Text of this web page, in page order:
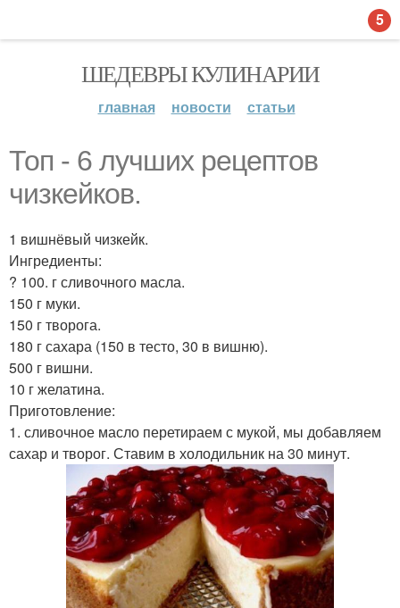
ШЕДЕВРЫ КУЛИНАРИИ
главная новости статьи
Топ - 6 лучших рецептов
чизкейков.
1 вишнёвый чизкейк.
Ингредиенты:
? 100. г сливочного масла.
150 г муки.
150 г творога.
180 г сахара (150 в тесто, 30 в вишню).
500 г вишни.
10 г желатина.
Приготовление:
1. сливочное масло перетираем с мукой, мы добавляем
сахар и творог. Ставим в холодильник на 30 минут.
5